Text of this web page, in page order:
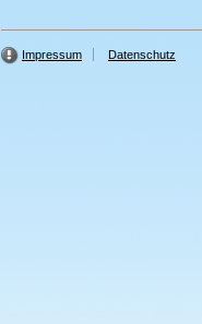
Impressum Datenschutz